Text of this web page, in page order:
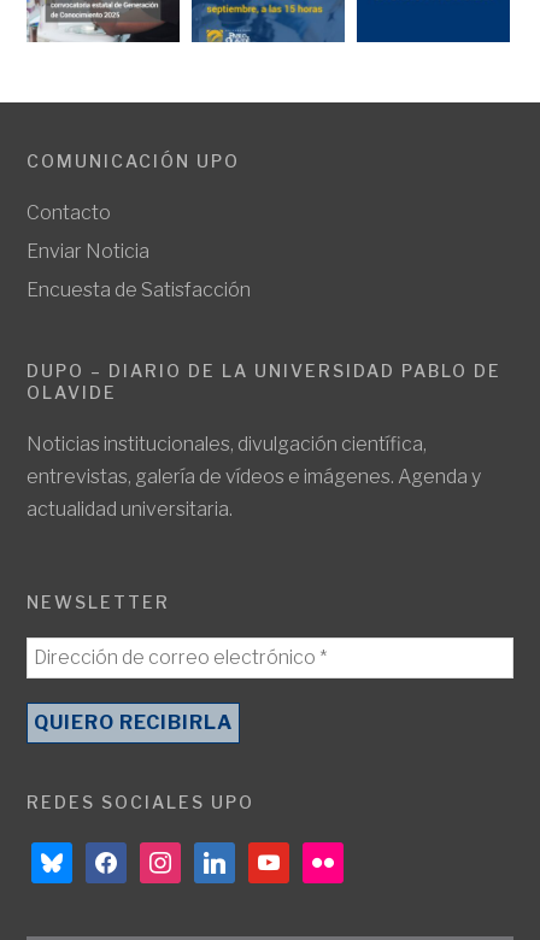
COMUNICACIÓN UPO
Contacto
Enviar Noticia
Encuesta de Satisfacción
DUPO – DIARIO DE LA UNIVERSIDAD PABLO DE
OLAVIDE
Noticias institucionales, divulgación científica,
entrevistas, galería de vídeos e imágenes. Agenda y
actualidad universitaria.
NEWSLETTER
REDES SOCIALES UPO
blueskyfacebookinstagramlinkedinyoutubeflickr